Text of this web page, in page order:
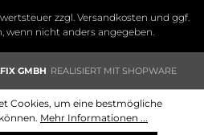
zzgl. Versandkosten und ggf.
wenn nicht anders angegeben.
GMBH REALISIERT MIT SHOPWARE
Cookies, um eine bestmögliche
Mehr Informationen ...